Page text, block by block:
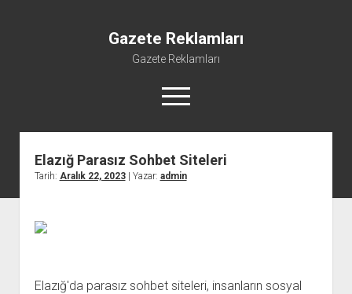
Gazete Reklamları
Gazete Reklamları
menüyü
aç
Elazığ Parasız Sohbet Siteleri
Tarih: Aralık 22, 2023| Yazar: admin
Elazığ'da parasız sohbet siteleri, insanların sosyal